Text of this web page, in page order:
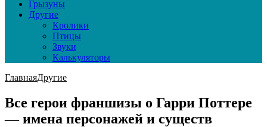
Грызуны
Другие
Кролики
Птицы
Звуки
Калькуляторы
ГлавнаяДругие
Все герои франшизы о Гарри Поттере
— имена персонажей и существ